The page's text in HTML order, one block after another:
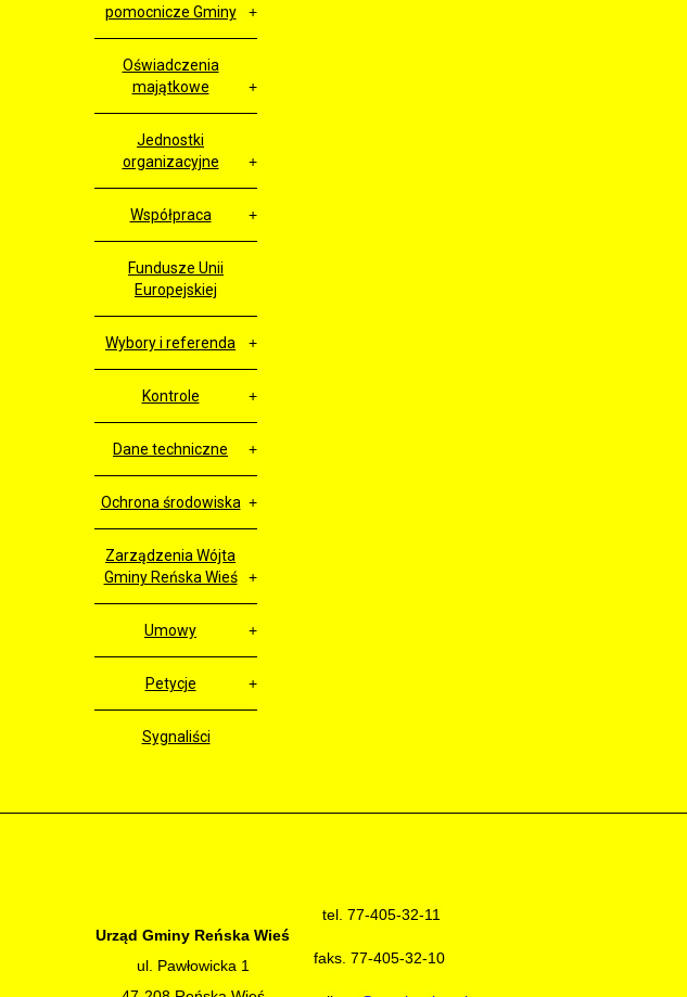
pomocnicze Gminy
Oświadczenia
majątkowe
Jednostki
organizacyjne
Współpraca
Fundusze Unii
Europejskiej
Wybory i referenda
Kontrole
Dane techniczne
Ochrona środowiska
Zarządzenia Wójta
Gminy Reńska Wieś
Umowy
Petycje
Sygnaliści
Urząd Gminy Reńska Wieś
ul. Pawłowicka 1
tel. 77-405-32-11
faks. 77-405-32-10